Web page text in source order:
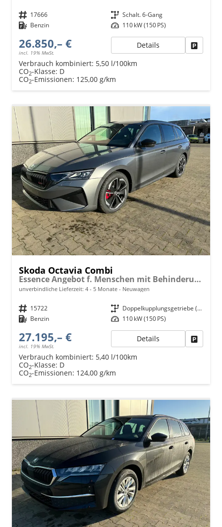
Fahrzeugnr. 17666 Getriebe Schalt. 6-Gang
Kraftstoff Benzin Leistung 110 kW (150 PS)
26.850,– €
incl. 19% MwSt.
Details
Verbrauch kombiniert: 5,50 l/100km
CO2-Klasse: D
CO2-Emissionen: 125,00 g/km
Skoda Octavia Combi
Essence Angebot f. Menschen mit Behinderung ab 50 %! 1.5 TSI Mild-Hybrid 150PS DSG/AUTOMATIK, 2-Zonen-Climatronic, Parksensoren hinten, Radio 10"/Bluetooth/DAB, Tempomat, LED-Scheinwerfer, M-Lederlenkrad, Dachreling, 8x Airbags
unverbindliche Lieferzeit: 4 - 5 Monate Neuwagen
Fahrzeugnr. 15722 Getriebe
Doppelkupplungsgetriebe (DSG)
Kraftstoff Benzin Leistung 110 kW (150 PS)
27.195,– €
incl. 19% MwSt.
Details
Verbrauch kombiniert: 5,40 l/100km
CO2-Klasse: D
CO2-Emissionen: 124,00 g/km